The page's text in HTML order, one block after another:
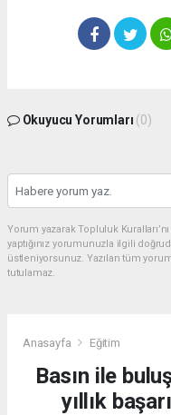
Okuyucu Yorumları (0)
Yorum yazarak Topluluk
yaptığınız yorumunuzla ilgili
üstleniyorsunuz. Yazılan tüm
tutulamaz.
Anasayfa Eğitim
Basın ile
yıllık